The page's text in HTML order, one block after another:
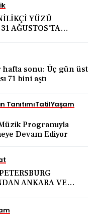
YÜZÜ
AĞUSTOS’TA
hafta sonu: Üç gün üst
71 bini aştı
TanıtımıTatilYaşam
Programıyla
Devam Ediyor
ANKARA VE